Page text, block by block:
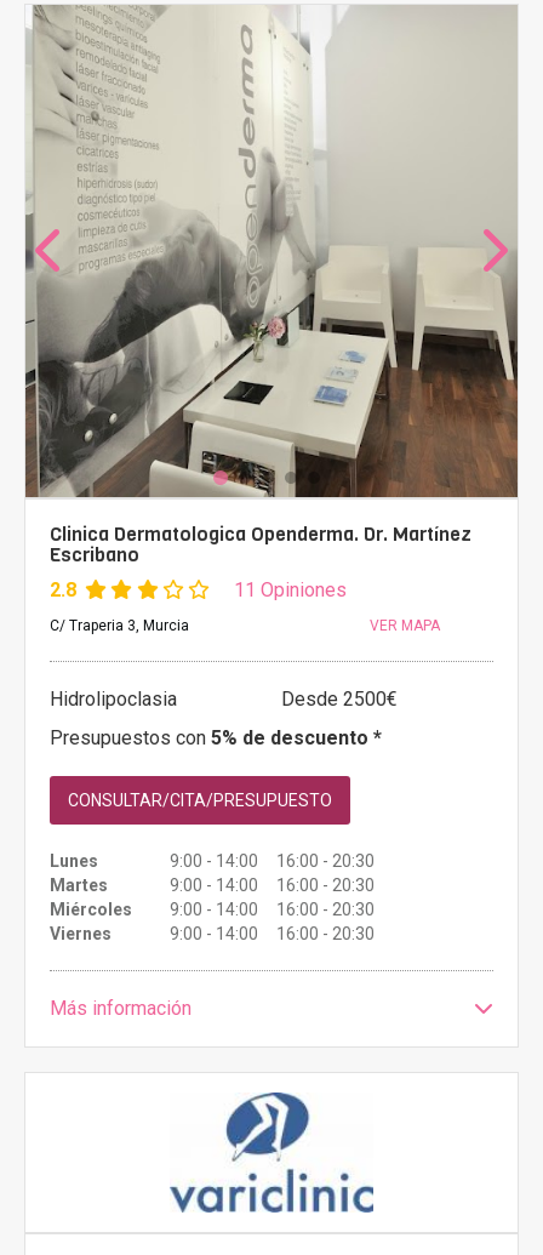
Clinica Dermatologica Openderma. Dr. Martínez
Escribano
2.8 11 Opiniones
C/ Traperia 3, Murcia VER MAPA
Hidrolipoclasia
Desde 2500€
Presupuestos con 5% de descuento *
CONSULTAR/CITA/PRESUPUESTO
Lunes
9:00 - 14:00 16:00 - 20:30
Martes
9:00 - 14:00 16:00 - 20:30
Miércoles
9:00 - 14:00 16:00 - 20:30
Viernes
9:00 - 14:00 16:00 - 20:30
Más información